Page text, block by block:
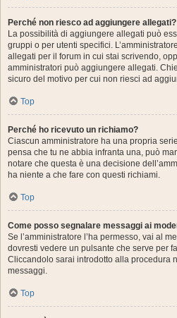
Perché non riesco ad aggiungere allegati?
La possibilità di aggiungere allegati può
gruppi o per utenti specifici.
allegati per il forum in cui stai scrivendo,
amministratori può aggiungere allegati.
sicuro del motivo per cui non riesci ad
Top
Perché ho ricevuto un richiamo?
Ciascun amministratore ha una propria
pensa che tu ne abbia infranta una, può
notare che questa è una decisione
ha niente a che fare con questi richiami.
Top
Come posso segnalare messaggi ai
Se l’amministratore l’ha permesso, vai al
dovresti vedere un pulsante che serve per
Cliccandolo sarai introdotto alla procedura
messaggi.
Top